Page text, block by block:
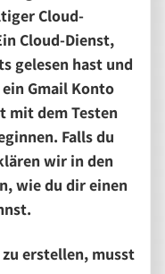
Cloud-
Cloud-Dienst,
gelesen hast und
Gmail Konto
mit dem Testen
Falls du
wir in den
wie du dir einen
erstellen, musst